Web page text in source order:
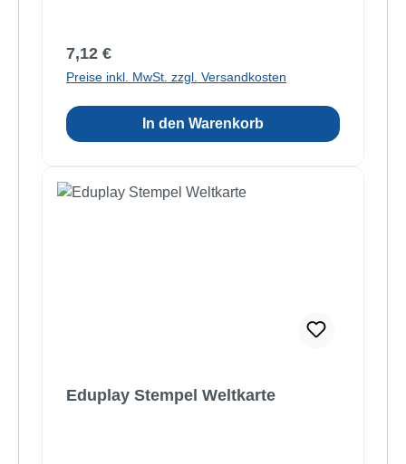
Regulärer Preis:
7,12 €
Preise inkl. MwSt. zzgl. Versandkosten
In den Warenkorb
Eduplay Stempel Weltkarte